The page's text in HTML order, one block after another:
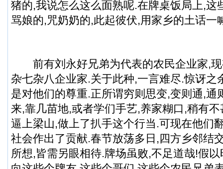
猪的,我说怎么这么面熟呢.在牌桌饭局上,这
骂娘的,咒奶奶的,此起彼伏,用家乡的土话一
前有刘永好兄弟为代表的农民企业家,现
杂七杂八企业家.关于此种,一言难尽.惊讶之
是对他们的尊重.正所谓穷则思变,变则通,通
来,靠几苗地,或者学们手艺,养家糊口,稍有
逼上梁山,做上了扒手这个行当.可现在他们
社会作出了贡献.春节放荡多日,四方乡邻结
所想,皆需另眼相待.牌场虽败,不足道哉!假